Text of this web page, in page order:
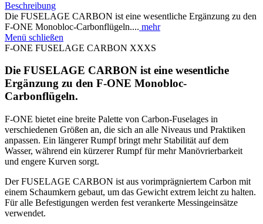
Beschreibung
Die FUSELAGE CARBON ist eine wesentliche Ergänzung zu den
F-ONE Monobloc-Carbonflügeln.... mehr
Menü schließen
F-ONE FUSELAGE CARBON XXXS
Die FUSELAGE CARBON ist eine wesentliche
Ergänzung zu den F-ONE Monobloc-
Carbonflügeln.
F-ONE bietet eine breite Palette von Carbon-Fuselages in
verschiedenen Größen an, die sich an alle Niveaus und Praktiken
anpassen. Ein längerer Rumpf bringt mehr Stabilität auf dem
Wasser, während ein kürzerer Rumpf für mehr Manövrierbarkeit
und engere Kurven sorgt.
Der FUSELAGE CARBON ist aus vorimprägniertem Carbon mit
einem Schaumkern gebaut, um das Gewicht extrem leicht zu halten.
Für alle Befestigungen werden fest verankerte Messingeinsätze
verwendet.